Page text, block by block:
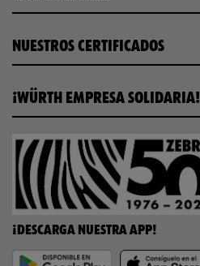
NUESTROS CERTIFICADOS
¡WÜRTH EMPRESA SOLIDARIA!
¡DESCARGA NUESTRA APP!